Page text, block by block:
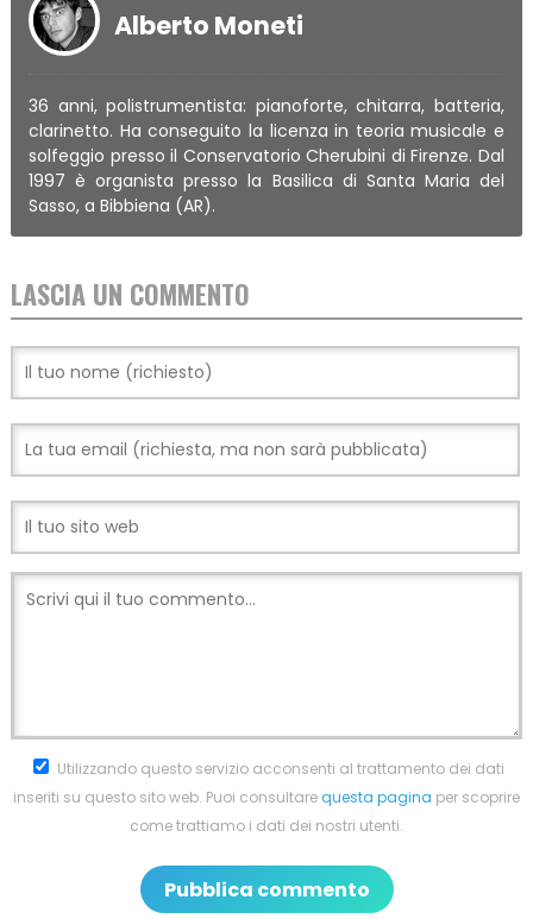
Alberto Moneti
36 anni, polistrumentista: pianoforte, chitarra, batteria,
clarinetto. Ha conseguito la licenza in teoria musicale e
solfeggio presso il Conservatorio Cherubini di Firenze. Dal
1997 è organista presso la Basilica di Santa Maria del
Sasso, a Bibbiena (AR).
LASCIA UN COMMENTO
Utilizzando questo servizio acconsenti al trattamento dei dati
inseriti su questo sito web. Puoi consultarequesta pagina per scoprire
come trattiamo i dati dei nostri utenti.